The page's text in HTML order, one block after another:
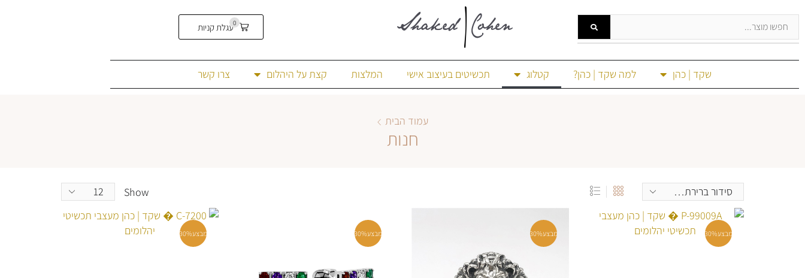
0עגלת קניות
שקד | כהן למה שקד | כהן? קטלוג תכשיטים בעיצוב אישי המלצות קצת על היהלום צרו קשר
עמוד הבית
חנות
Show
מבצע30% מבצע30% מבצע30% מבצע30%